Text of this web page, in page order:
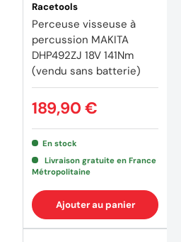
Racetools
Perceuse visseuse à
percussion MAKITA
DHP492ZJ 18V 141Nm
(vendu sans batterie)
189,90 €
En stock
Livraison gratuite en France
Métropolitaine
Ajouter au panier